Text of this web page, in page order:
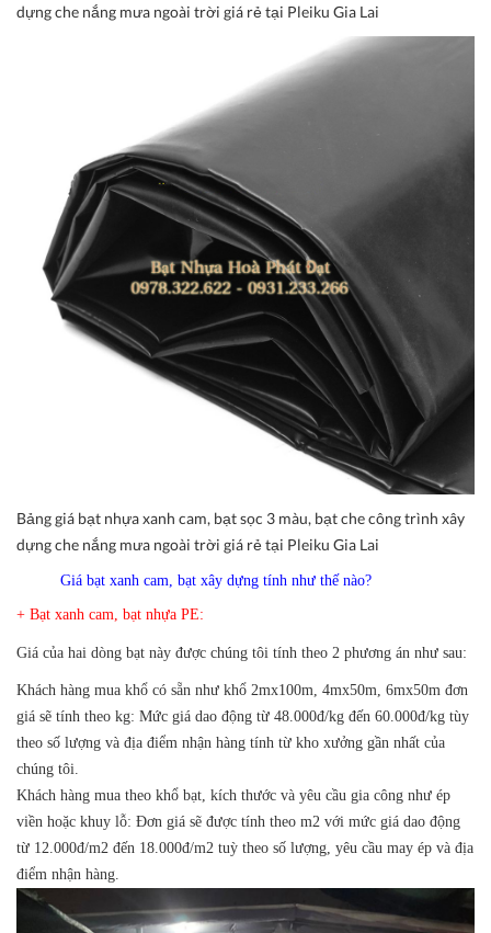
dựng che nắng mưa ngoài trời giá rẻ tại Pleiku Gia Lai
Bảng giá bạt nhựa xanh cam, bạt sọc 3 màu, bạt che công trình xây
dựng che nắng mưa ngoài trời giá rẻ tại Pleiku Gia Lai
Giá bạt xanh cam, bạt xây dựng tính như thế nào?
+ Bạt xanh cam, bạt nhựa PE:
Giá của hai dòng bạt này được chúng tôi tính theo 2 phương án như sau:
Khách hàng mua khổ có sẵn như khổ 2mx100m, 4mx50m, 6mx50m đơn
giá sẽ tính theo kg: Mức giá dao động từ 48.000đ/kg đến 60.000đ/kg tùy
theo số lượng và địa điểm nhận hàng tính từ kho xưởng gần nhất của
chúng tôi.
Khách hàng mua theo khổ bạt, kích thước và yêu cầu gia công như ép
viền hoặc khuy lỗ: Đơn giá sẽ được tính theo m2 với mức giá dao động
từ 12.000đ/m2 đến 18.000đ/m2 tuỳ theo số lượng, yêu cầu may ép và địa
điểm nhận hàng.